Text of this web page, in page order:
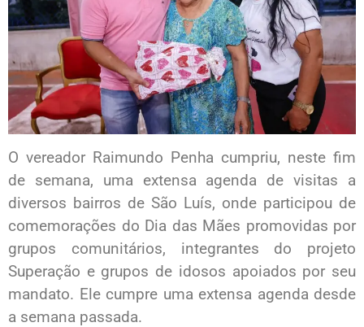
O vereador Raimundo Penha cumpriu, neste fim
de semana, uma extensa agenda de visitas a
diversos bairros de São Luís, onde participou de
comemorações do Dia das Mães promovidas por
grupos comunitários, integrantes do projeto
Superação e grupos de idosos apoiados por seu
mandato. Ele cumpre uma extensa agenda desde
a semana passada.